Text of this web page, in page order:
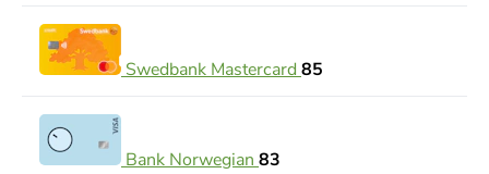
Swedbank Mastercard 85
Bank Norwegian 83